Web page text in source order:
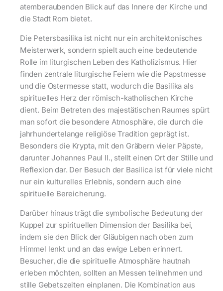
atemberaubenden Blick auf das Innere der Kirche und
die Stadt Rom bietet.
Die Petersbasilika ist nicht nur ein architektonisches
Meisterwerk, sondern spielt auch eine bedeutende
Rolle im liturgischen Leben des Katholizismus. Hier
finden zentrale liturgische Feiern wie die Papstmesse
und die Ostermesse statt, wodurch die Basilika als
spirituelles Herz der römisch-katholischen Kirche
dient. Beim Betreten des majestätischen Raumes spürt
man sofort die besondere Atmosphäre, die durch die
jahrhundertelange religiöse Tradition geprägt ist.
Besonders die Krypta, mit den Gräbern vieler Päpste,
darunter Johannes Paul II., stellt einen Ort der Stille und
Reflexion dar. Der Besuch der Basilica ist für viele nicht
nur ein kulturelles Erlebnis, sondern auch eine
spirituelle Bereicherung.
Darüber hinaus trägt die symbolische Bedeutung der
Kuppel zur spirituellen Dimension der Basilika bei,
indem sie den Blick der Gläubigen nach oben zum
Himmel lenkt und an das ewige Leben erinnert.
Besucher, die die spirituelle Atmosphäre hautnah
erleben möchten, sollten an Messen teilnehmen und
stille Gebetszeiten einplanen. Die Kombination aus